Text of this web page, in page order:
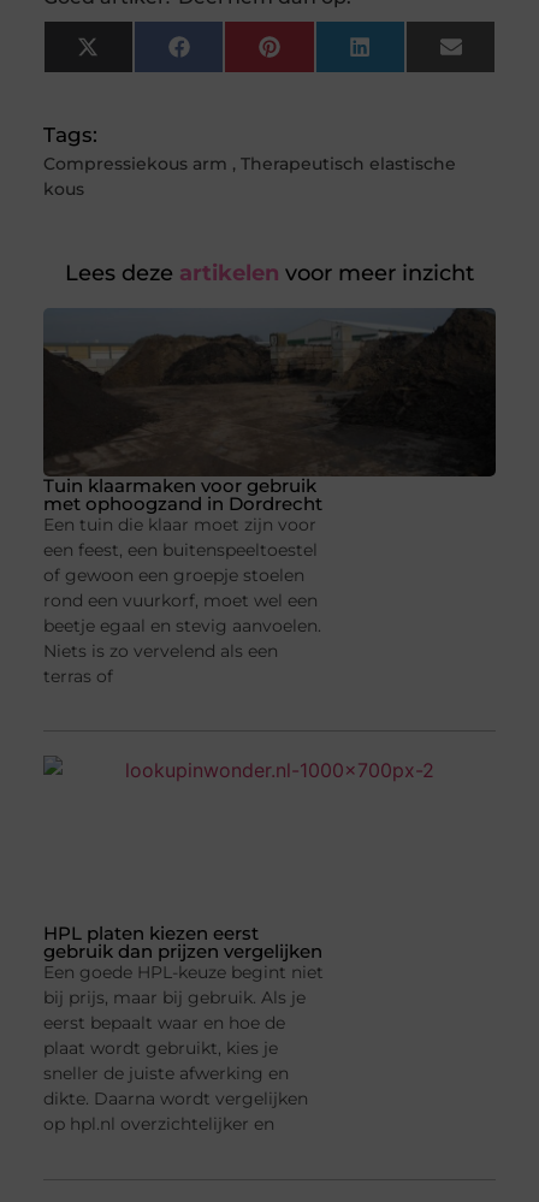
X
(Twitter)
FacebookPinterestLinkedInEmail
Tags:
Compressiekous arm , Therapeutisch elastische
kous
Lees deze artikelen voor meer inzicht
Tuin klaarmaken voor gebruik
met ophoogzand in Dordrecht
Een tuin die klaar moet zijn voor
een feest, een buitenspeeltoestel
of gewoon een groepje stoelen
rond een vuurkorf, moet wel een
beetje egaal en stevig aanvoelen.
Niets is zo vervelend als een
terras of
HPL platen kiezen eerst
gebruik dan prijzen vergelijken
Een goede HPL-keuze begint niet
bij prijs, maar bij gebruik. Als je
eerst bepaalt waar en hoe de
plaat wordt gebruikt, kies je
sneller de juiste afwerking en
dikte. Daarna wordt vergelijken
op hpl.nl overzichtelijker en